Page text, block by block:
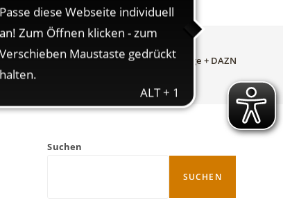
> Allgemein > Neue TV-Anlage + DAZN
Suchen
SUCHEN